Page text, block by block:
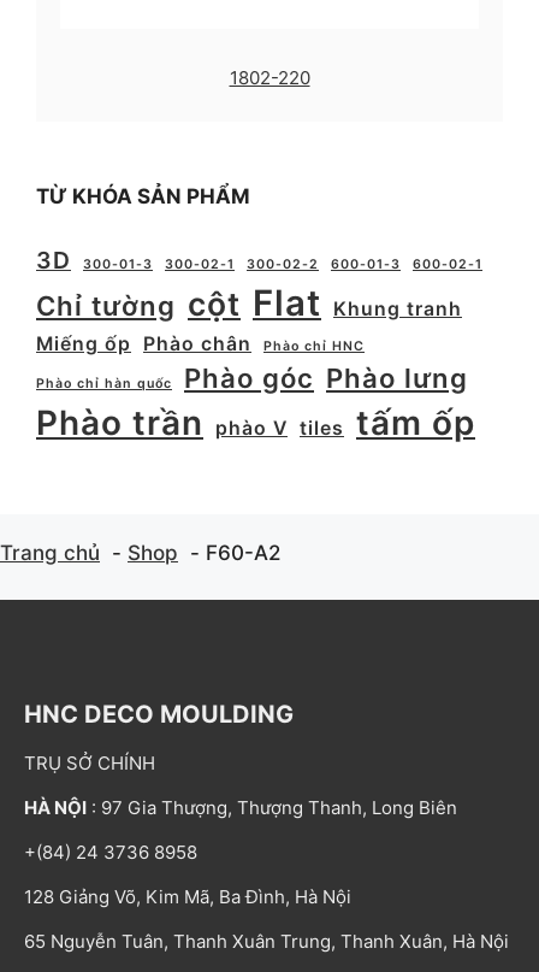
1802-220
TỪ KHÓA SẢN PHẨM
3D 300-01-3 300-02-1 300-02-2 600-01-3 600-02-1
Chỉ tường cột Flat
Khung tranh
Miếng ốp
Phào chân Phào chỉ HNC
Phào chỉ hàn quốc Phào góc Phào lưng
Phào trần phào V tiles tấm ốp
Trang chủ Shop F60-A2
HNC DECO MOULDING
TRỤ SỞ CHÍNH
HÀ NỘI : 97 Gia Thượng, Thượng Thanh, Long Biên
+(84) 24 3736 8958
128 Giảng Võ, Kim Mã, Ba Đình, Hà Nội
65 Nguyễn Tuân, Thanh Xuân Trung, Thanh Xuân, Hà Nội